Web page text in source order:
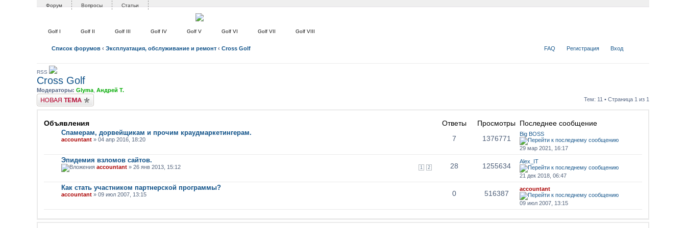
Форум Вопросы Статьи
Golf I Golf II Golf III Golf IV Golf V Golf VI Golf VII Golf VIII
Список форумов ‹ Эксплуатация, обслуживание и ремонт ‹ Cross Golf FAQ Регистрация Вход
RSS
Cross Golf
Модераторы: Glyma Андрей Т.
Новая тема
Тем: 11 • Страница 1 из 1
Объявления Ответы Просмотры Последнее сообщение
Спамерам, дорвейщикам и прочим краудмаркетингерам.
accountant » 04 апр 2016, 18:20 7 1376771
Big BOSS
29 мар 2021, 16:17
Эпидемия взломов сайтов.
1 2
accountant » 26 янв 2013, 15:12 28 1255634
Alex_IT
21 дек 2018, 06:47
Как стать участником партнерской программы?
accountant » 09 июл 2007, 13:15 0 516387
accountant
09 июл 2007, 13:15